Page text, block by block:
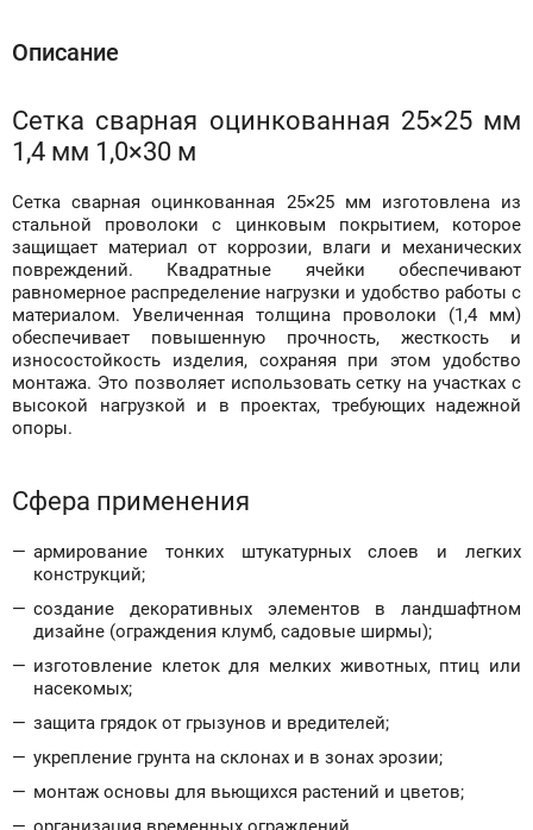
Описание
Сетка сварная оцинкованная 25×25 мм
1,4 мм 1,0×30 м
Сетка сварная оцинкованная 25×25 мм изготовлена из
стальной проволоки с цинковым покрытием, которое
защищает материал от коррозии, влаги и механических
повреждений. Квадратные ячейки обеспечивают
равномерное распределение нагрузки и удобство работы с
материалом. Увеличенная толщина проволоки (1,4 мм)
обеспечивает повышенную прочность, жесткость и
износостойкость изделия, сохраняя при этом удобство
монтажа. Это позволяет использовать сетку на участках с
высокой нагрузкой и в проектах, требующих надежной
опоры.
Сфера применения
армирование тонких штукатурных слоев и легких
конструкций;
создание декоративных элементов в ландшафтном
дизайне (ограждения клумб, садовые ширмы);
изготовление клеток для мелких животных, птиц или
насекомых;
защита грядок от грызунов и вредителей;
укрепление грунта на склонах и в зонах эрозии;
монтаж основы для вьющихся растений и цветов;